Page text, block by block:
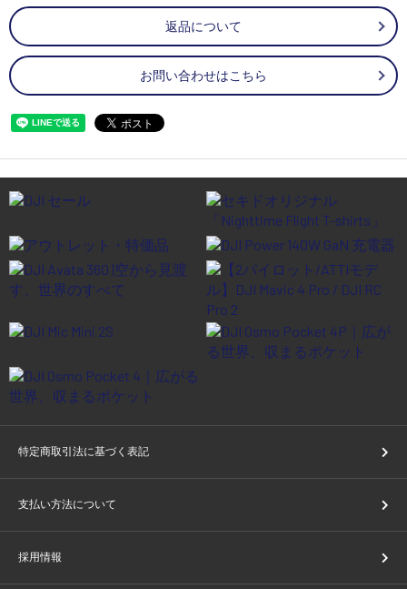
返品について
お問い合わせはこちら
特定商取引法に基づく表記
支払い方法について
採用情報